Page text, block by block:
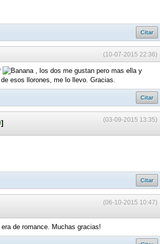
Citar
(10-07-2015 22:36)
, los dos me gustan pero mas ella y
esos llorones, me lo llevo. Gracias.
Citar
(03-09-2015 13:35)
]
Citar
(06-10-2015 10:47)
de romance. Muchas gracias!